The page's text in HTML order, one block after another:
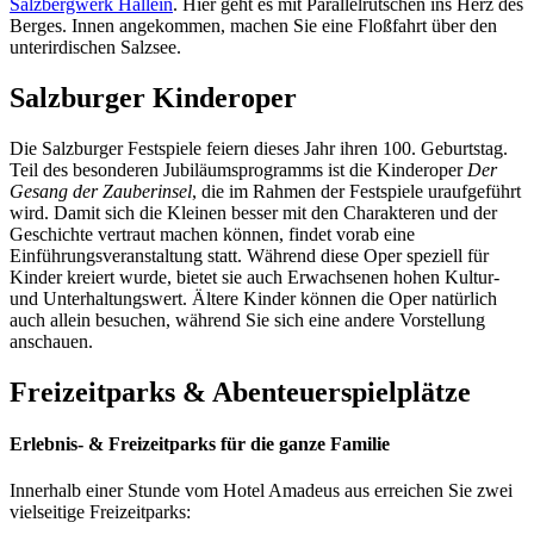
Salzbergwerk Hallein. Hier geht es mit Parallelrutschen ins Herz des
Berges. Innen angekommen, machen Sie eine Floßfahrt über den
unterirdischen Salzsee.
Salzburger Kinderoper
Die Salzburger Festspiele feiern dieses Jahr ihren 100. Geburtstag.
Teil des besonderen Jubiläumsprogramms ist die Kinderoper Der
Gesang der Zauberinsel, die im Rahmen der Festspiele uraufgeführt
wird. Damit sich die Kleinen besser mit den Charakteren und der
Geschichte vertraut machen können, findet vorab eine
Einführungsveranstaltung statt. Während diese Oper speziell für
Kinder kreiert wurde, bietet sie auch Erwachsenen hohen Kultur-
und Unterhaltungswert. Ältere Kinder können die Oper natürlich
auch allein besuchen, während Sie sich eine andere Vorstellung
anschauen.
Freizeitparks & Abenteuerspielplätze
Erlebnis- & Freizeitparks für die ganze Familie
Innerhalb einer Stunde vom Hotel Amadeus aus erreichen Sie zwei
vielseitige Freizeitparks: